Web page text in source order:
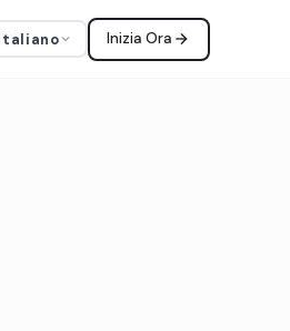
Inizia Ora